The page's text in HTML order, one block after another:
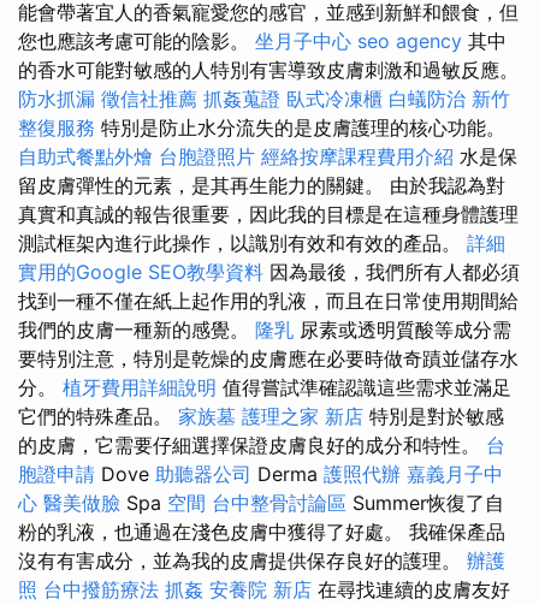
能會帶著宜人的香氣寵愛您的感官，並感到新鮮和餵食，但
您也應該考慮可能的陰影。 坐月子中心 seo agency 其中
的香水可能對敏感的人特別有害導致皮膚刺激和過敏反應。
防水抓漏 徵信社推薦 抓姦蒐證 臥式冷凍櫃 白蟻防治 新竹
整復服務 特別是防止水分流失的是皮膚護理的核心功能。
自助式餐點外燴 台胞證照片 經絡按摩課程費用介紹 水是保
留皮膚彈性的元素，是其再生能力的關鍵。 由於我認為對
真實和真誠的報告很重要，因此我的目標是在這種身體護理
測試框架內進行此操作，以識別有效和有效的產品。 詳細
實用的Google SEO教學資料 因為最後，我們所有人都必須
找到一種不僅在紙上起作用的乳液，而且在日常使用期間給
我們的皮膚一種新的感覺。 隆乳 尿素或透明質酸等成分需
要特別注意，特別是乾燥的皮膚應在必要時做奇蹟並儲存水
分。 植牙費用詳細說明 值得嘗試準確認識這些需求並滿足
它們的特殊產品。 家族墓 護理之家 新店 特別是對於敏感
的皮膚，它需要仔細選擇保證皮膚良好的成分和特性。 台
胞證申請 Dove 助聽器公司 Derma 護照代辦 嘉義月子中
心 醫美做臉 Spa 空間 台中整骨討論區 Summer恢復了自
粉的乳液，也通過在淺色皮膚中獲得了好處。 我確保產品
沒有有害成分，並為我的皮膚提供保存良好的護理。 辦護
照 台中撥筋療法 抓姦 安養院 新店 在尋找連續的皮膚友好